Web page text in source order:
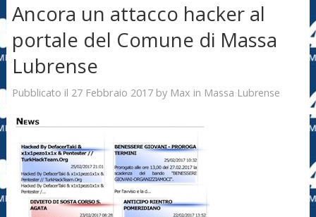
Ancora un attacco hacker al
portale del Comune di Massa
Lubrense
Pubblicato il 27 Febbraio 2017by Max in Massa Lubrense